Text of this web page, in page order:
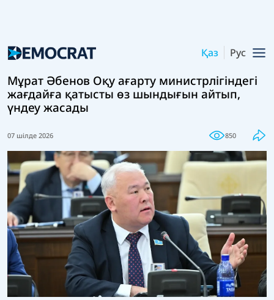
Қаз Рус
Мұрат Әбенов Оқу ағарту министрлігіндегі
жағдайға қатысты өз шындығын айтып,
үндеу жасады
07 шілде 2026 850